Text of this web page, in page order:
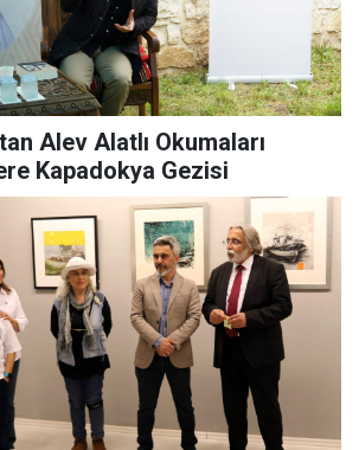
Alev Alatlı Okumaları
Kapadokya Gezisi